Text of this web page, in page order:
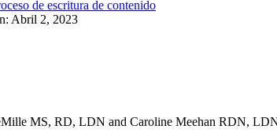
de escritura de contenido
Abril 2, 2023
MS, RD, LDN and Caroline Meehan RDN,